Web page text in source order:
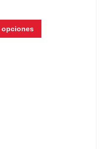
opciones